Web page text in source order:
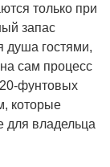
только при
запас
душа гостями,
сам процесс
фунтовых
которые
для владельца